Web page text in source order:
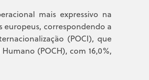
mais expressivo na
europeus, correspondendo a
(POCI), que
(POCH), com 16,0%,